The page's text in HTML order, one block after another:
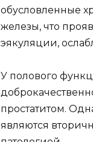
обусловленные
железы, что
эякуляции,
У полового
простатитом.
являются